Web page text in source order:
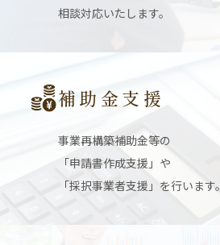
相談対応いたします。
補助金支援
事業再構築補助金等の
「申請書作成支援」や
「採択事業者支援」を行います。